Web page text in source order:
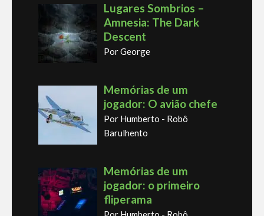
Lugares Sombrios –
Amnesia: The Dark
Descent
Por George
Memórias de um
jogador: O avião chefe
Por Humberto - Robô
Barulhento
Memórias de um
jogador: o primeiro
fliperama